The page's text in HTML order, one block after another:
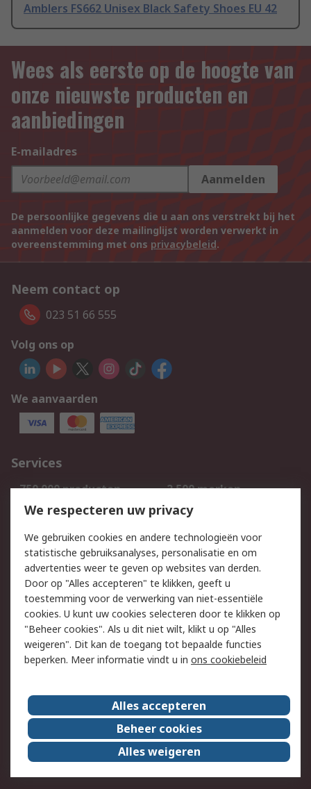
Amblers FS662 Unisex Black Safety Shoes EU 42
Wees als eerste op de hoogte van
onze nieuwste producten en
aanbiedingen
E-mailadres
Aanmelden
De persoonlijke gegevens die u aan ons verstrekt bij het
aanmelden voor deze mailinglijst worden verwerkt in
overeenstemming met ons privacybeleid.
Neem contact op
023 51 66 555
Volg ons op
We aanvaarden
Services
750.000 producten
2.500 merken
Bestellen
Inkoopoplossingen
Track & Trace
Wettelijk
Cookiebeleid
Email veiligheid
Privacybeleid
Websitevoorwaarden
Algemene
verkoopvoorwaarden
Over RS
RS Group
Over ons
RS wereldwijd
Werken bij RS
ESG
We respecteren uw privacy
We gebruiken cookies en andere technologieën voor
statistische gebruiksanalyses, personalisatie en om
advertenties weer te geven op websites van derden.
Door op "Alles accepteren" te klikken, geeft u
toestemming voor de verwerking van niet-essentiële
cookies. U kunt uw cookies selecteren door te klikken op
"Beheer cookies". Als u dit niet wilt, klikt u op "Alles
weigeren". Dit kan de toegang tot bepaalde functies
beperken. Meer informatie vindt u in ons cookiebeleid
Alles accepteren
Beheer cookies
Alles weigeren